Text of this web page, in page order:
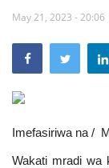
Wasiliana
Onyesho la
Misri
Timu yetu
May 21, 2023 - 20:06
Imefasiriwa na /
Wakati mradi wa